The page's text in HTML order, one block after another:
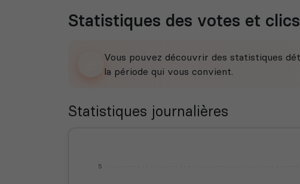
Statistiques des votes et clics
Vous pouvez découvrir des statistiques
la période qui vous convient.
Statistiques journalières
5